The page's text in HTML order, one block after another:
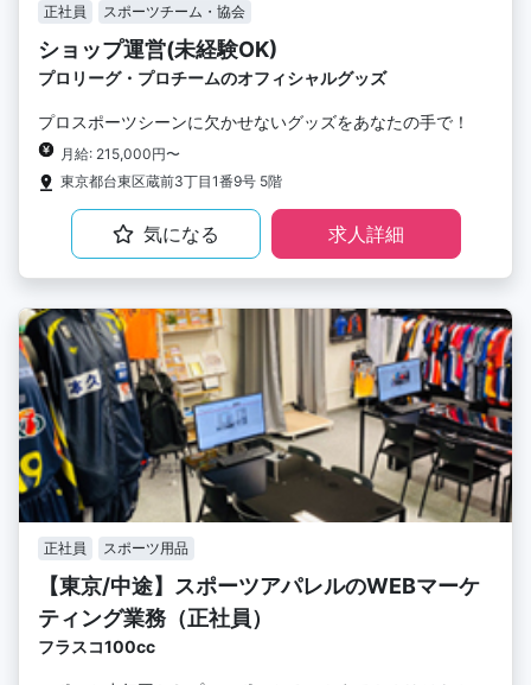
正社員 スポーツチーム・協会
ショップ運営(未経験OK)
プロリーグ・プロチームのオフィシャルグッズ
プロスポーツシーンに欠かせないグッズをあなたの手で！
月給: 215,000円〜
東京都台東区蔵前3丁目1番9号 5階
気になる 求人詳細
正社員 スポーツ用品
【東京/中途】スポーツアパレルのWEBマーケ
ティング業務（正社員）
フラスコ100cc